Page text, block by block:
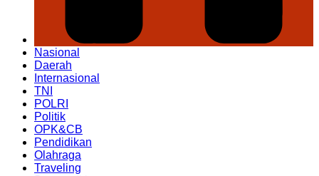
Nasional
Daerah
Internasional
TNI
POLRI
Politik
OPK&CB
Pendidikan
Olahraga
Traveling